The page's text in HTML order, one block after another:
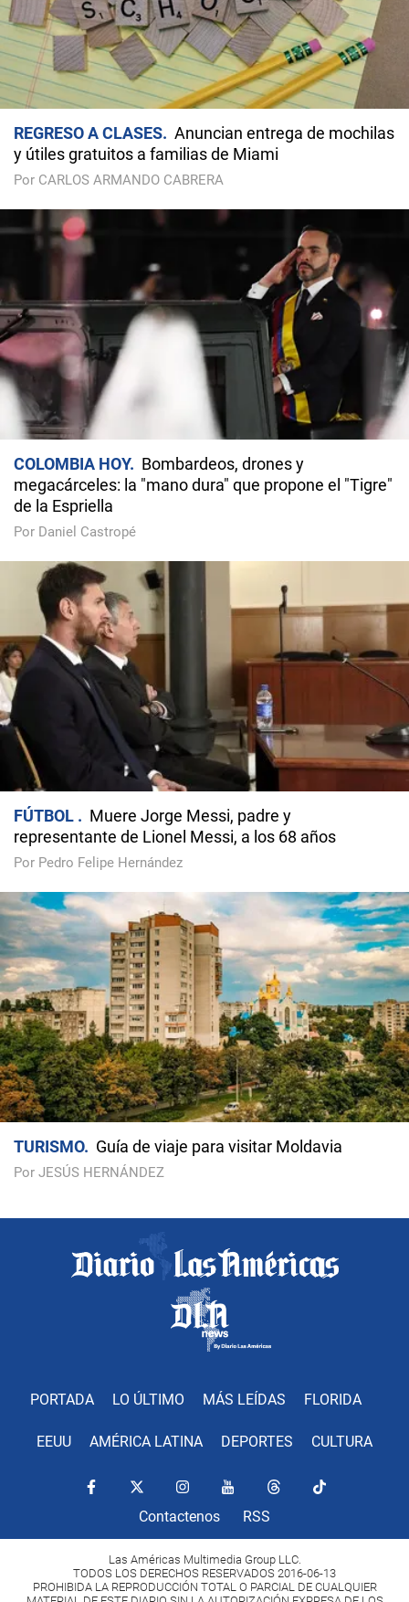
REGRESO A CLASES
Anuncian entrega de mochilas
y útiles gratuitos a familias de Miami
Por CARLOS ARMANDO CABRERA
COLOMBIA HOY
Bombardeos, drones y
megacárceles: la "mano dura" que propone el "Tigre"
de la Espriella
Por Daniel Castropé
FÚTBOL
Muere Jorge Messi, padre y
representante de Lionel Messi, a los 68 años
Por Pedro Felipe Hernández
TURISMO Guía de viaje para visitar Moldavia
Por JESÚS HERNÁNDEZ
PORTADA LO ÚLTIMO MÁS LEÍDAS FLORIDA
EEUU AMÉRICA LATINA DEPORTES CULTURA
Contactenos RSS
Las Américas Multimedia Group LLC.
TODOS LOS DERECHOS RESERVADOS 2016-06-13
PROHIBIDA LA REPRODUCCIÓN TOTAL O PARCIAL DE CUALQUIER